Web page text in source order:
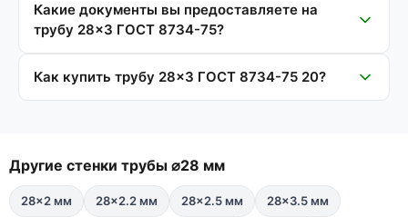
Какие документы вы предоставляете на
трубу 28×3 ГОСТ 8734-75?
Как купить трубу 28×3 ГОСТ 8734-75 20?
Другие стенки трубы ⌀28 мм
28×2 мм 28×2.2 мм 28×2.5 мм 28×3.5 мм